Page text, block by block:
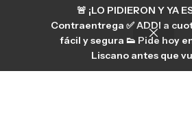
🚨 ¡LO PIDIERON Y YA
Contraentrega ✅ ADDI a
fácil y segura 👟 Pide hoy
Liscano antes que
Si tienes algún tipo de duda,
nuestro centro de
hermanosliscano_10
Aura
hermanosliscano Tik
Únete a nuestros canales
WhatsApp